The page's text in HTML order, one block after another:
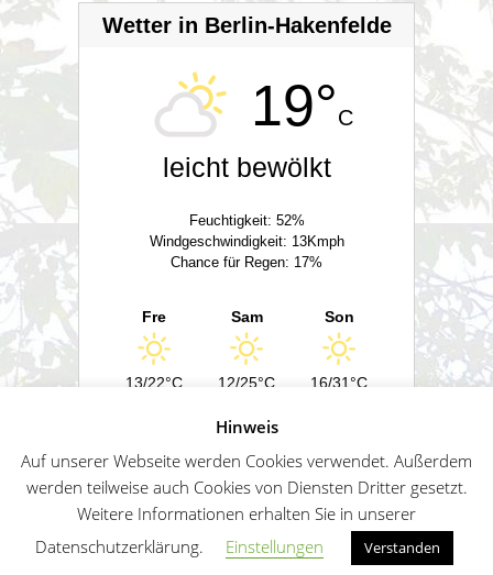
Wetter in Berlin-Hakenfelde
19°C
leicht bewölkt
Feuchtigkeit: 52%
Windgeschwindigkeit: 13Kmph
Chance für Regen: 17%
Fre
13/22°C
Sam
12/25°C
Son
16/31°C
Impressum Datenschutz Sitemap German
Penguin WordPress Theme kreiert von WPZOO
Hinweis
Auf unserer Webseite werden Cookies verwendet. Außerdem
werden teilweise auch Cookies von Diensten Dritter gesetzt.
Weitere Informationen erhalten Sie in unserer
Datenschutzerklärung.
Einstellungen Verstanden